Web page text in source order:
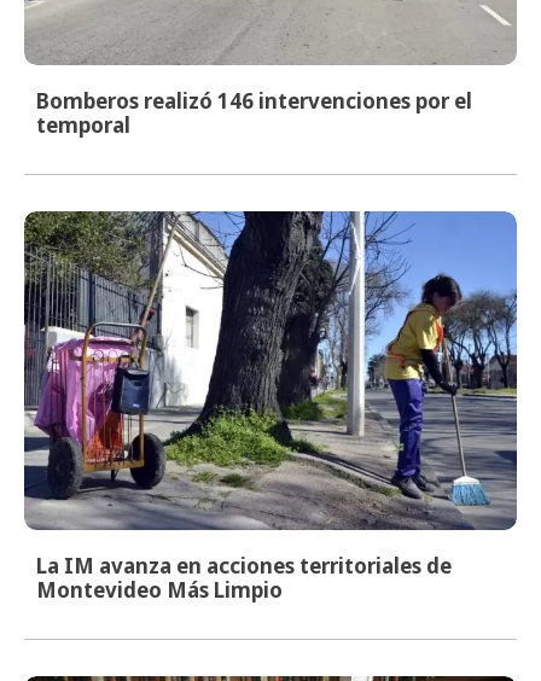
Bomberos realizó 146 intervenciones por el
temporal
La IM avanza en acciones territoriales de
Montevideo Más Limpio